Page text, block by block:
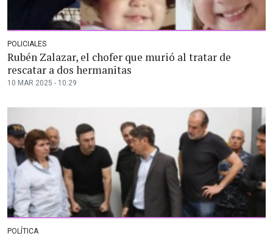
POLICIALES
Rubén Zalazar, el chofer que murió al tratar de
rescatar a dos hermanitas
10 MAR 2025 - 10:29
POLÍTICA